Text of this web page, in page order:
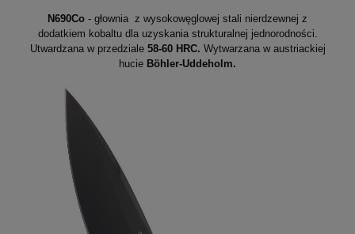
N690Co - głownia z wysokowęglowej stali nierdzewnej z
dodatkiem kobaltu dla uzyskania strukturalnej jednorodności.
Utwardzana w przedziale 58-60 HRC. Wytwarzana w austriackiej
hucie Böhler-Uddeholm.